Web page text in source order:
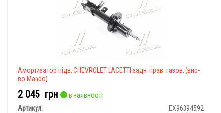
Амортизатор підв. CHEVROLET LACETTI задн. прав. газов. (вир-
во Mando)
2 045 грн
в наявності
Артикул:
EX96394592